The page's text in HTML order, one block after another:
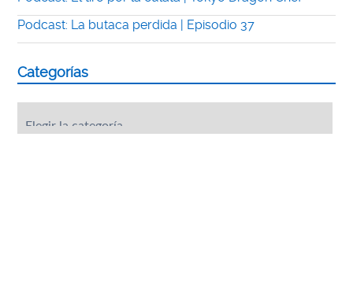
Podcast: La butaca perdida | Episodio 37
Categorías